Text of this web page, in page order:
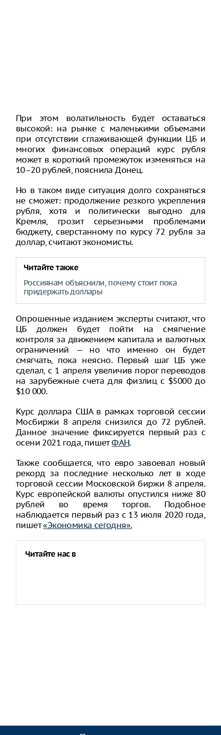
При этом волатильность будет оставаться
высокой: на рынке с маленькими объемами
при отсутствии сглаживающей функции ЦБ и
многих финансовых операций курс рубля
может в короткий промежуток изменяться на
10–20 рублей, пояснила Донец.
Но в таком виде ситуация долго сохраняться
не сможет: продолжение резкого укрепления
рубля, хотя и политически выгодно для
Кремля, грозит серьезными проблемами
бюджету, сверстанному по курсу 72 рубля за
доллар, считают экономисты.
Читайте также
Россиянам объяснили, почему стоит пока
придержать доллары
Опрошенные изданием эксперты считают, что
ЦБ должен будет пойти на смягчение
контроля за движением капитала и валютных
ограничений — но что именно он будет
смягчать, пока неясно. Первый шаг ЦБ уже
сделал, с 1 апреля увеличив порог переводов
на зарубежные счета для физлиц с $5000 до
$10 000.
Курс доллара США в рамках торговой сессии
Мосбиржи 8 апреля снизился до 72 рублей.
Данное значение фиксируется первый раз с
осени 2021 года, пишетФАН.
Также сообщается, что евро завоевал новый
рекорд за последние несколько лет в ходе
торговой сессии Московской биржи 8 апреля.
Курс европейской валюты опустился ниже 80
рублей во время торгов. Подобное
наблюдается первый раз с 13 июля 2020 года,
пишет«Экономика сегодня».
Читайте нас в